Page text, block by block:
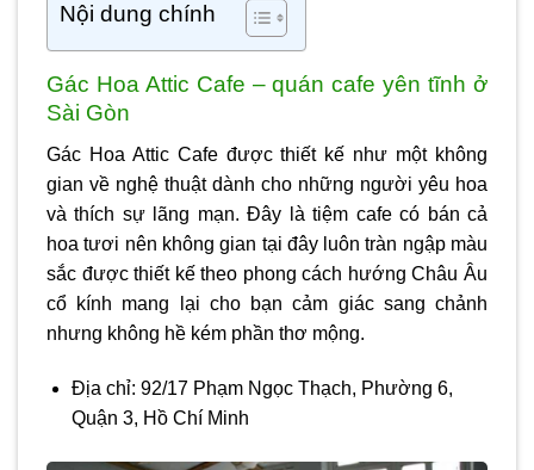
Nội dung chính
Gác Hoa Attic Cafe – quán cafe yên tĩnh ở
Sài Gòn
Gác Hoa Attic Cafe được thiết kế như một không
gian về nghệ thuật dành cho những người yêu hoa
và thích sự lãng mạn. Đây là tiệm cafe có bán cả
hoa tươi nên không gian tại đây luôn tràn ngập màu
sắc được thiết kế theo phong cách hướng Châu Âu
cổ kính mang lại cho bạn cảm giác sang chảnh
nhưng không hề kém phần thơ mộng.
Địa chỉ: 92/17 Phạm Ngọc Thạch, Phường 6,
Quận 3, Hồ Chí Minh